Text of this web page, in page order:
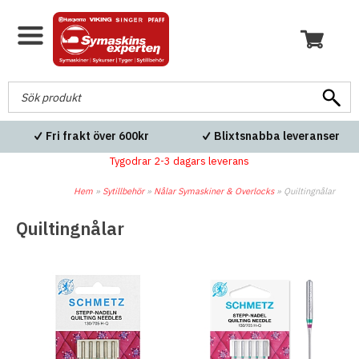
Fri frakt över 600kr Blixtsnabba leveranser
Tygodrar 2-3 dagars leverans
Hem » Sytillbehör» Nålar Symaskiner & Overlocks» Quiltingnålar
Quiltingnålar